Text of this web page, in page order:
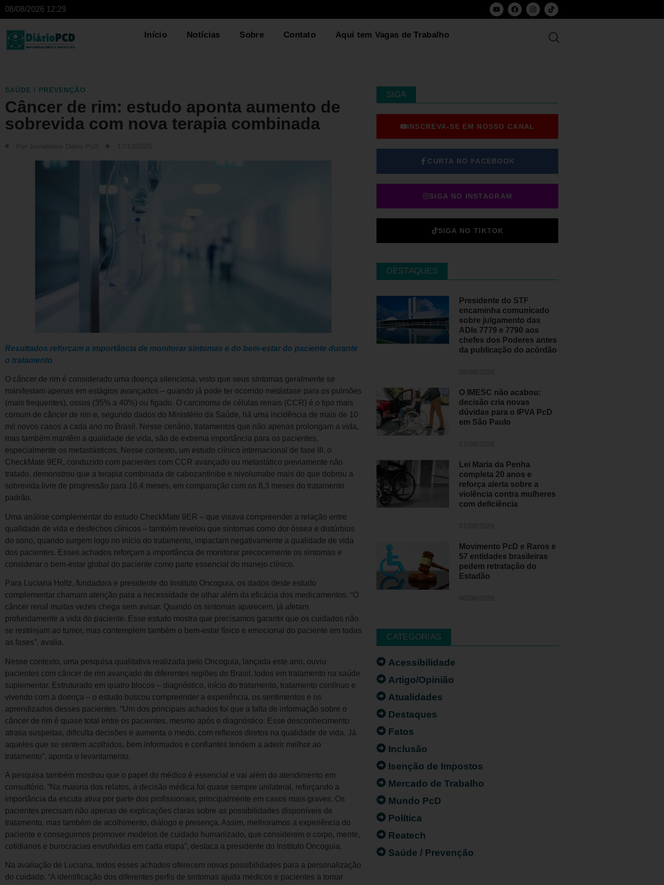
08/08/2026 12:29
Início Notícias Sobre Contato Aqui tem Vagas de Trabalho
SAÚDE / PREVENÇÃO
Câncer de rim: estudo aponta aumento de
sobrevida com nova terapia combinada
Resultados reforçam a importância de monitorar sintomas e do bem-estar do paciente durante
o tratamento
O câncer de rim é considerado uma doença silenciosa, visto que seus sintomas geralmente se
manifestam apenas em estágios avançados – quando já pode ter ocorrido metástase para os pulmões
(mais frequentes), ossos (35% a 40%) ou fígado. O carcinoma de células renais (CCR) é o tipo mais
comum de câncer de rim e, segundo dados do Ministério da Saúde, há uma incidência de mais de 10
mil novos casos a cada ano no Brasil. Nesse cenário, tratamentos que não apenas prolongam a vida,
mas também mantêm a qualidade de vida, são de extrema importância para os pacientes,
especialmente os metastásticos. Nesse contexto, um estudo clínico internacional de fase III, o
CheckMate 9ER, conduzido com pacientes com CCR avançado ou metastático previamente não
tratado, demonstrou que a terapia combinada de cabozantinibe e nivolumabe mais do que dobrou a
sobrevida livre de progressão para 16,4 meses, em comparação com os 8,3 meses do tratamento
padrão.
Uma análise complementar do estudo CheckMate 9ER – que visava compreender a relação entre
qualidade de vida e desfechos clínicos – também revelou que sintomas como dor óssea e distúrbios
do sono, quando surgem logo no início do tratamento, impactam negativamente a qualidade de vida
dos pacientes. Esses achados reforçam a importância de monitorar precocemente os sintomas e
considerar o bem-estar global do paciente como parte essencial do manejo clínico.
Para Luciana Holtz, fundadora e presidente do Instituto Oncoguia, os dados deste estudo
complementar chamam atenção para a necessidade de olhar além da eficácia dos medicamentos. “O
câncer renal muitas vezes chega sem avisar. Quando os sintomas aparecem, já afetam
profundamente a vida do paciente. Esse estudo mostra que precisamos garantir que os cuidados não
se restrinjam ao tumor, mas contemplem também o bem-estar físico e emocional do paciente em todas
as fases”, avalia.
Nesse contexto, uma pesquisa qualitativa realizada pelo Oncoguia, lançada este ano, ouviu
pacientes com câncer de rim avançado de diferentes regiões do Brasil, todos em tratamento na saúde
suplementar. Estruturado em quatro blocos – diagnóstico, início do tratamento, tratamento contínuo e
vivendo com a doença – o estudo buscou compreender a experiência, os sentimentos e os
aprendizados desses pacientes. “Um dos principais achados foi que a falta de informação sobre o
câncer de rim é quase total entre os pacientes, mesmo após o diagnóstico. Esse desconhecimento
atrasa suspeitas, dificulta decisões e aumenta o medo, com reflexos diretos na qualidade de vida. Já
aqueles que se sentem acolhidos, bem informados e confiantes tendem a aderir melhor ao
tratamento”, aponta o levantamento.
A pesquisa também mostrou que o papel do médico é essencial e vai além do atendimento em
consultório. “Na maioria dos relatos, a decisão médica foi quase sempre unilateral, reforçando a
importância da escuta ativa por parte dos profissionais, principalmente em casos mais graves. Os
pacientes precisam não apenas de explicações claras sobre as possibilidades disponíveis de
tratamento, mas também de acolhimento, diálogo e presença. Assim, melhoramos a experiência do
paciente e conseguimos promover modelos de cuidado humanizado, que considerem o corpo, mente,
cotidianos e burocracias envolvidas em cada etapa”, destaca a presidente do Instituto Oncoguia.
Na avaliação de Luciana, todos esses achados oferecem novas possibilidades para a personalização
do cuidado. “A identificação dos diferentes perfis de sintomas ajuda médicos e pacientes a tomar
SIGA
INSCREVA-SE EM NOSSO CANAL
CURTA NO FACEBOOK
SIGA NO INSTAGRAM
SIGA NO TIKTOK
DESTAQUES
Presidente do STF
encaminha comunicado
sobre julgamento das
ADIs 7779 e 7790 aos
chefes dos Poderes antes
da publicação do acórdão
O IMESC não acabou:
decisão cria novas
dúvidas para o IPVA PcD
em São Paulo
Lei Maria da Penha
completa 20 anos e
reforça alerta sobre a
violência contra mulheres
com deficiência
Movimento PcD e Raros e
57 entidades brasileiras
pedem retratação do
Estadão
CATEGORIAS
Acessibilidade
Artigo/Opinião
Atualidades
Destaques
Fatos
Inclusão
Isenção de Impostos
Mercado de Trabalho
Mundo PcD
Política
Reatech
Saúde / Prevenção